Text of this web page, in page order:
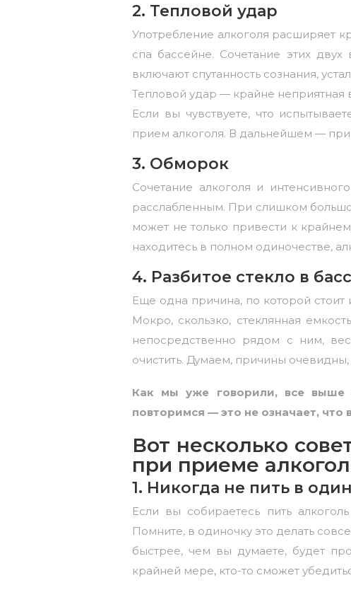
2. Тепловой удар
Употребление алкоголя расширяет
спа бассейне. Сочетание этих
включают спутанность сознания,
Тепловой удар — крайне неприятная
Если вы чувствуете, что
прием алкоголя. В дальнейшем —
3. Обморок
Сочетание алкоголя и
расслабленным. При слишком
может не только привести к
находитесь в полном одиночестве,
4. Разбитое стекло в
Еще одна причина, по которой стоит
Мокро, скользко, стеклянная
непосредственно рядом с ним,
очистить. Думаем, причины
Как мы уже говорили, все выше
повторимся — это не означает, что
Вот несколько
при приеме
1. Никогда не пить в
Если вы собираетесь пить
Помните, в одиночку это делать
быстрее, чем вы думаете, будет
крайней мере, кто-то сможет